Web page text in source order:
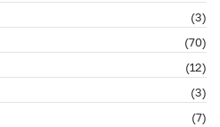
(3)
(70)
(12)
(3)
(7)